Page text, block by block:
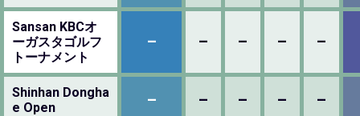
Sansan KBCオ
ーガスタゴルフ
トーナメント
– – – – –
Shinhan Dongha
e Open
– – – – –